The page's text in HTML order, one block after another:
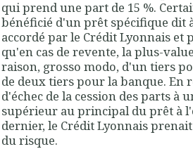
qui prend une part de 15 %.
bénéficié d'unprêt spécifique dit
accordé par le Crédit Lyonnais et
qu'en cas de revente, la plus-
raison, grosso modo, d'un tiers
de deux tiers pour la banque. En
d'échec de la cession des parts à
supérieur au principal du prêt à
dernier,le Crédit Lyonnais
du risque.